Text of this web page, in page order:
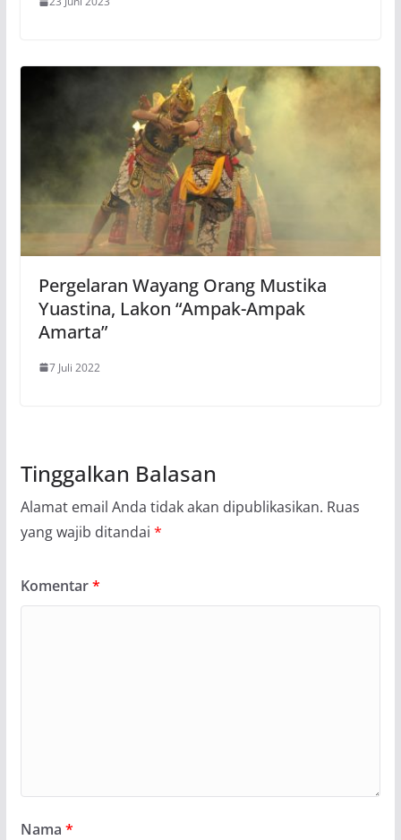
Pergelaran Wayang Orang Mustika
Yuastina, Lakon “Ampak-Ampak
Amarta”
7 Juli 2022
Tinggalkan Balasan
Alamat email Anda tidak akan dipublikasikan. Ruas
yang wajib ditandai *
Komentar*
Nama *